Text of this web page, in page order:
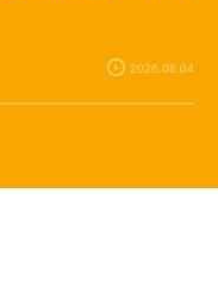
2026.08.04